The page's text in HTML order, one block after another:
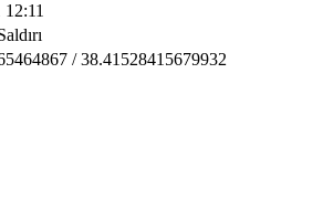
/ 38.41528415679932